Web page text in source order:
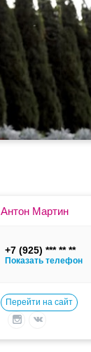
Антон Мартин
+7 (925)
Показать телефон
Перейти на сайт